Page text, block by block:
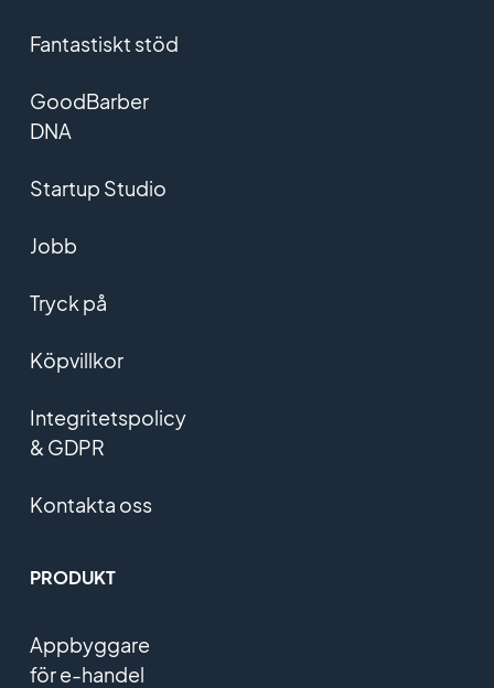
Fantastiskt stöd
GoodBarber
DNA
Startup Studio
Jobb
Tryck på
Köpvillkor
Integritetspolicy
& GDPR
Kontakta oss
PRODUKT
Appbyggare
för e-handel